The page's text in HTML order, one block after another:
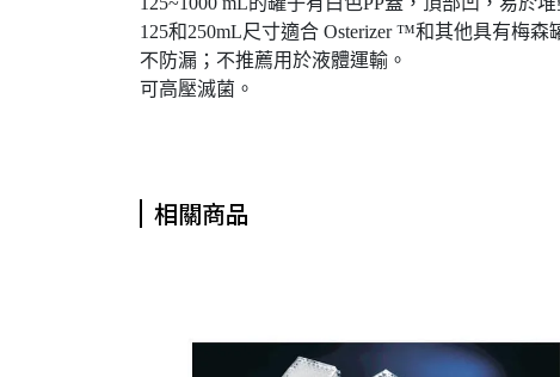
125和250mL尺寸適合 Osterizer ™和其他具有梅森
不防漏；不推薦用於液體運輸。
可高壓滅菌。
相關商品